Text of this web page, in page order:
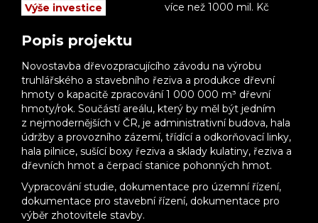
Popis projektu
Novostavba dřevozpracujícího závodu na výrobu
truhlářského a stavebního řeziva a produkce dřevní
hmoty o kapacitě zpracování 1 000 000 m³ dřevní
hmoty/rok. Součástí areálu, který by měl být jedním
z nejmodernějších v ČR, je administrativní budova, hala
údržby a provozního zázemí, třídící a odkorňovací linky,
hala pilnice, sušící boxy řeziva a sklady kulatiny, řeziva a
dřevních hmot a čerpací stanice pohonných hmot.
Vypracování studie, dokumentace pro územní řízení,
dokumentace pro stavební řízení, dokumentace pro
výběr zhotovitele stavby.
Výše investice více než 1000 mil. Kč